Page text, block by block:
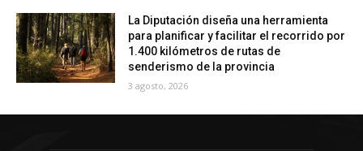
La Diputación diseña una herramienta
para planificar y facilitar el recorrido por
1.400 kilómetros de rutas de
senderismo de la provincia
3 agosto, 2026